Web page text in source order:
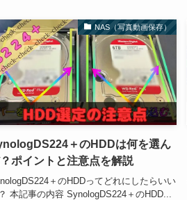
NAS（写真動画保存）
＋のHDDは何を選ん
ポイントと注意点を解説
＋のHDDってどれにしたらいい
本記事の内容 SynologDS224＋のHDD...